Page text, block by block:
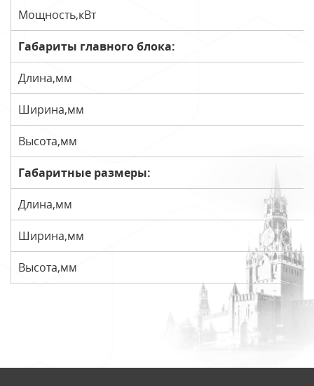
Мощность,кВт
Габариты главного блока:
Длина,мм
Ширина,мм
Высота,мм
Габаритные размеры:
Длина,мм
Ширина,мм
Высота,мм